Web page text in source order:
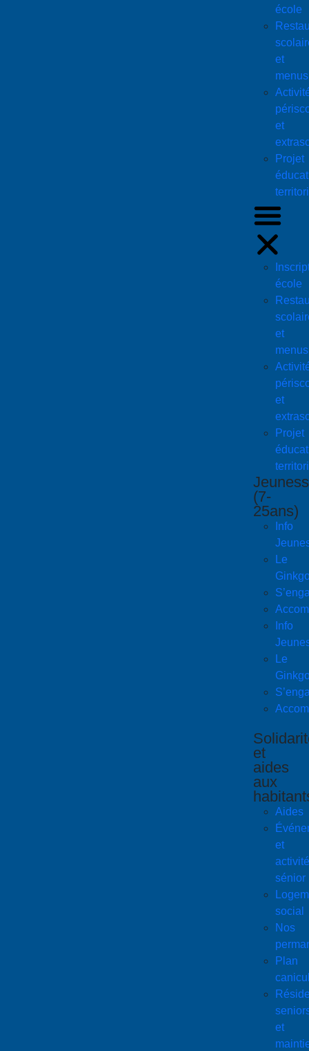
école
et
menus
et
Projet
école
et
menus
et
Projet
(7-
25ans)
Info
Le
Info
Le
et
aides
aux
Aides
et
sénior
social
Nos
Plan
et